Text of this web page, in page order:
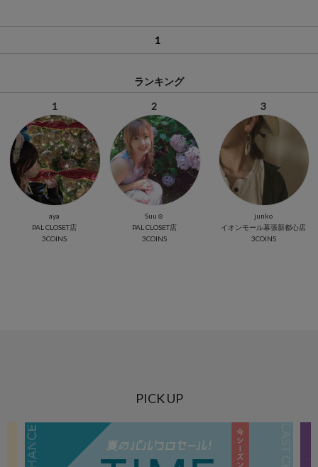
1
ランキング
1
aya
PAL CLOSET店
3COINS
2
Suu☺︎
PAL CLOSET店
3COINS
3
junko
イオンモール幕張新都心店
3COINS
PICK UP